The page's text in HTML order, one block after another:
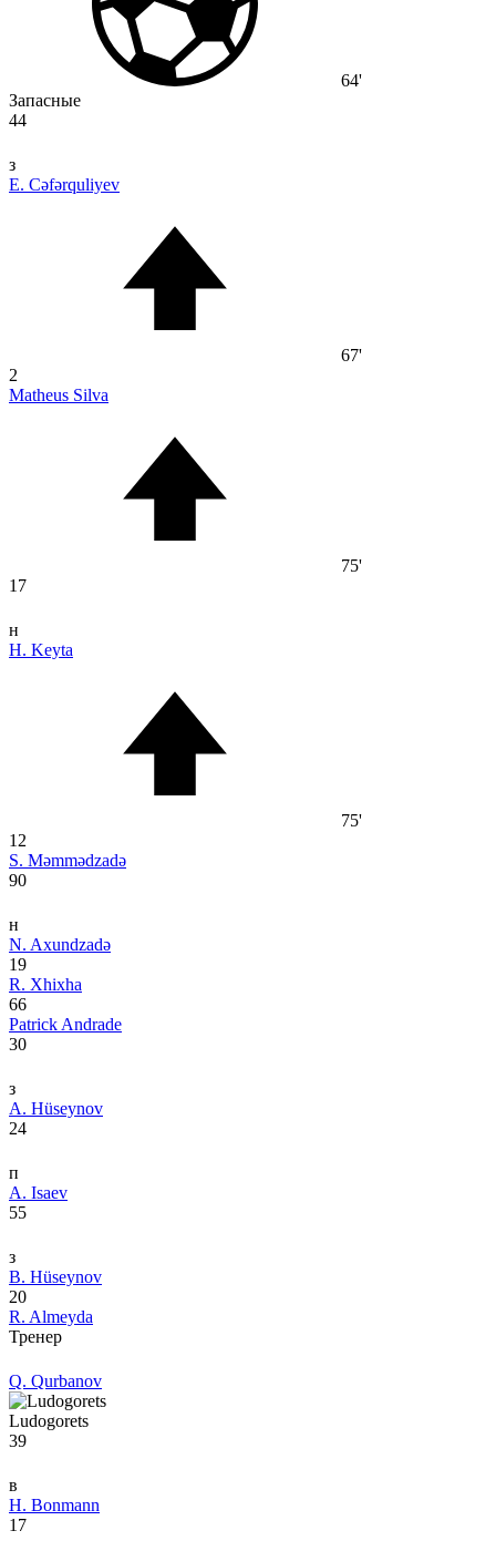
64'
Запасные
44
з
E. Cəfərquliyev
67'
2
Matheus Silva
75'
17
н
H. Keyta
75'
12
S. Məmmədzadə
90
н
N. Axundzadə
19
R. Xhixha
66
Patrick Andrade
30
з
A. Hüseynov
24
п
A. Isaev
55
з
B. Hüseynov
20
R. Almeyda
Тренер
Q. Qurbanov
Ludogorets
39
в
H. Bonmann
17